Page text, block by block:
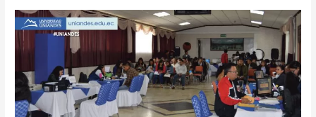
Agenda
de
matrículas
UNIANDES
Octubre
2016
–